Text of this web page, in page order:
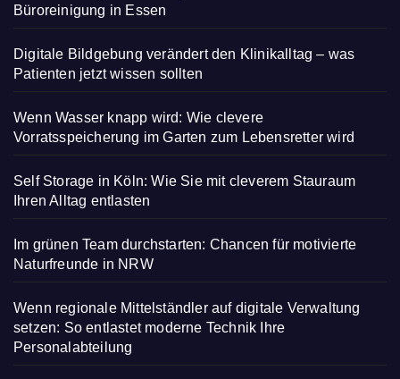
Büroreinigung in Essen
Digitale Bildgebung verändert den Klinikalltag – was
Patienten jetzt wissen sollten
Wenn Wasser knapp wird: Wie clevere
Vorratsspeicherung im Garten zum Lebensretter wird
Self Storage in Köln: Wie Sie mit cleverem Stauraum
Ihren Alltag entlasten
Im grünen Team durchstarten: Chancen für motivierte
Naturfreunde in NRW
Wenn regionale Mittelständler auf digitale Verwaltung
setzen: So entlastet moderne Technik Ihre
Personalabteilung